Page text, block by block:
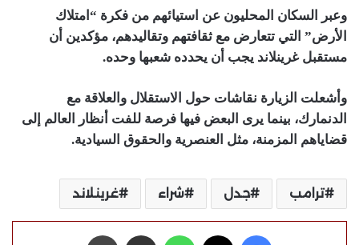
وعبر السكان المحليون عن استيائهم من فكرة “امتلاك
الأرض” التي تتعارض مع ثقافتهم وتقاليدهم، مؤكدين أن
مستقبل غرينلاند يجب أن يحدده شعبها وحده.
وأشعلت الزيارة نقاشات حول الاستقلال والعلاقة مع
الدنمارك، بينما يرى البعض فيها فرصة للفت أنظار العالم إلى
قضاياهم المزمنة، مثل العنصرية والحقوق السيادية.
ترامب جدل شراء غرينلاند
فيسبوك واتساب مشاركة عبر البريد